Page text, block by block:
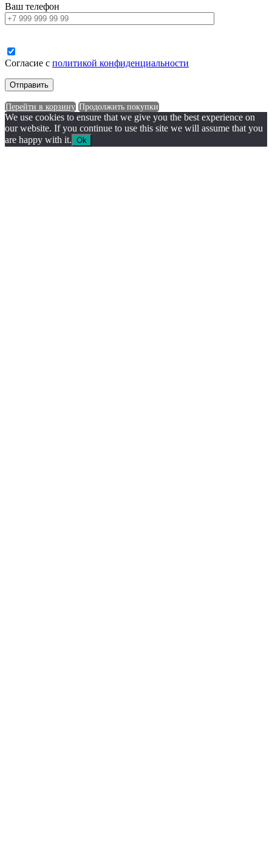
Ваш телефон
Согласие с политикой конфиденциальности
Перейти в корзину Продолжить покупки
We use cookies to ensure that we give you the best experience on
our website. If you continue to use this site we will assume that you
are happy with it. Ok